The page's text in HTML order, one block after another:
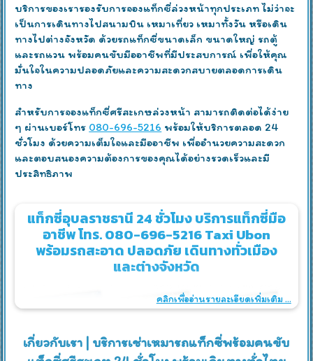
บริการของเรารองรับการจองแท็กซี่ล่วงหน้าทุกประเภท ไม่ว่าจะ
เป็นการเดินทางไปสนามบิน เหมาเที่ยว เหมาทั้งวัน หรือเดิน
ทางไปต่างจังหวัด ด้วยรถแท็กซี่ขนาดเล็ก ขนาดใหญ่ รถตู้
และรถแวน พร้อมคนขับมืออาชีพที่มีประสบการณ์ เพื่อให้คุณ
มั่นใจในความปลอดภัยและความสะดวกสบายตลอดการเดิน
ทาง
สำหรับการจองแท็กซี่ศรีสะเกษล่วงหน้า สามารถติดต่อได้ง่าย
ๆ ผ่านเบอร์โทร 080-696-5216 พร้อมให้บริการตลอด 24
ชั่วโมง ด้วยความเต็มใจและมืออาชีพ เพื่ออำนวยความสะดวก
และตอบสนองความต้องการของคุณได้อย่างรวดเร็วและมี
ประสิทธิภาพ
แท็กซี่อุบลราชธานี 24 ชั่วโมง บริการแท็กซี่มือ
อาชีพ โทร. 080-696-5216 Taxi Ubon
พร้อมรถสะอาด ปลอดภัย เดินทางทั่วเมือง
และต่างจังหวัด
คลิกเพื่ออ่านรายละเอียดเพิ่มเติม ...
เกี่ยวกับเรา | บริการเช่าเหมารถแท็กซี่พร้อมคนขับ